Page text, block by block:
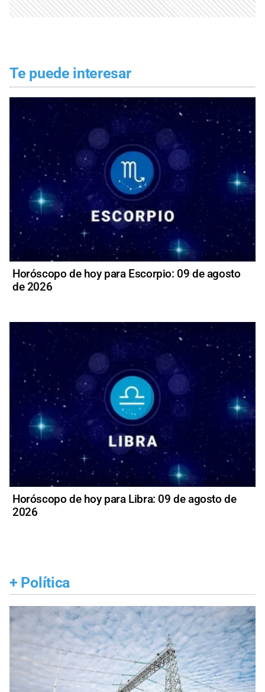
Te puede interesar
Horóscopo de hoy para Escorpio: 09 de agosto
de 2026
Horóscopo de hoy para Libra: 09 de agosto de
2026
+ Política